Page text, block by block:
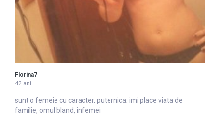
Florina7
42 ani
sunt o femeie cu caracter, puternica, imi place viata de
familie, omul bland, infemei